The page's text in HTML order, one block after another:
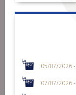
05/07/2026
07/07/2026